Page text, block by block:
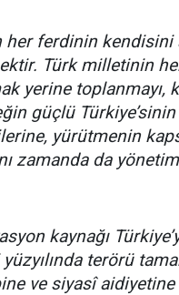
ferdinin kendisini
Türk milletinin
yerine toplanmayı,
güçlü
yürütmenin
zamanda da
kaynağı
terörü
ve siyasî aidiyetine